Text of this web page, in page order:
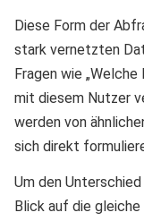
Diese Form der
stark vernetzten
Fragen wie
mit diesem Nutzer
werden von
sich direkt
Um den
Blick auf die